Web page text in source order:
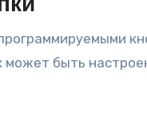
быть